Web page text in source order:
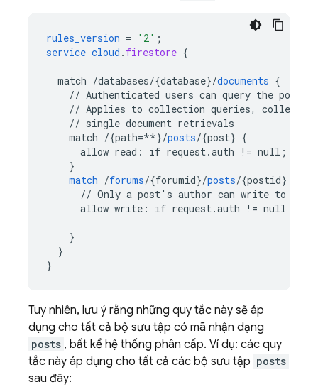
rules_version = '2' ;
service cloud . firestore {
match /databases/{database}/documents {
// Authenticated users can query the posts
// Applies to collection queries,
collection
// single document retrievals
match /{path=**}/posts/{post} {
allow read : if request .auth != null ;
}
match /forums/{forumid}/posts/{postid}
// Only a post's author can write to
allow write : if request .auth != null
}
}
}
Tuy nhiên, lưu ý rằng những quy tắc này sẽ áp
dụng cho tất cả bộ sưu tập có mã nhận dạng
posts , bất kể hệ thống phân cấp. Ví dụ: các quy
tắc này áp dụng cho tất cả các bộ sưu tập posts
sau đây: